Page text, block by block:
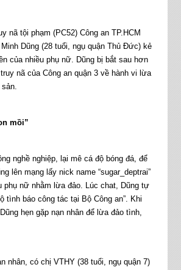
nã tội phạm (PC52) Công an TP.HCM
Dũng (28 tuổi, ngụ quận Thủ Đức) kẻ
của nhiều phụ nữ. Dũng bị bắt sau hơn
nã của Công an quận 3 về hành vi lừa
mồi”
nghề nghiệp, lại mê cá độ bóng đá, để
lên mạng lấy nick name “sugar_deptrai”
phụ nữ nhằm lừa đảo. Lúc chat, Dũng tự
tình báo công tác tại Bộ Công an”. Khi
hẹn gặp nạn nhân để lừa đảo tình,
nhân, có chị VTHY (38 tuổi, ngụ quận 7)